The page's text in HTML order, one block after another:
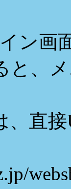
ン画
と、
接